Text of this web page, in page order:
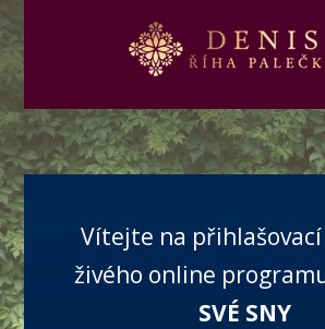
Vítejte na
živého online
SVÉ SNY